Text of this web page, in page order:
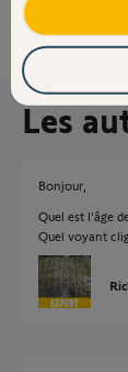
100%
Les
Bonjour,
Quel est l'âge
Quel voyant